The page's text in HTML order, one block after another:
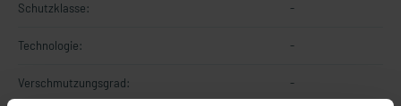
Schutzklasse: -
Technologie: -
Verschmutzungsgrad: -